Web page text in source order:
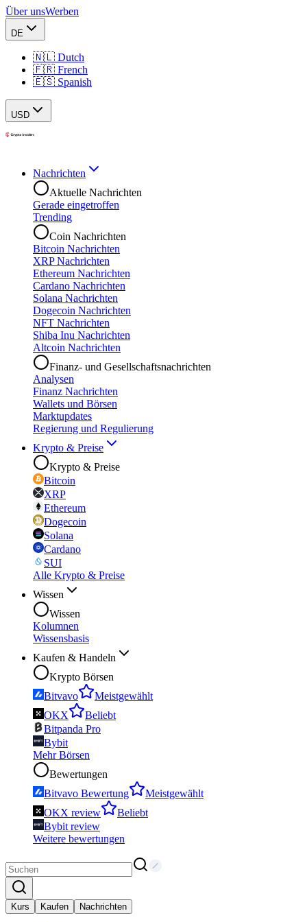
Über unsWerben
DE
🇳🇱 Dutch
🇫🇷 French
🇪🇸 Spanish
USD
Nachrichten
Aktuelle Nachrichten
Gerade eingetroffen
Trending
Coin Nachrichten
Bitcoin Nachrichten
XRP Nachrichten
Ethereum Nachrichten
Cardano Nachrichten
Solana Nachrichten
Dogecoin Nachrichten
NFT Nachrichten
Shiba Inu Nachrichten
Altcoin Nachrichten
Finanz- und Gesellschaftsnachrichten
Analysen
Finanz Nachrichten
Wallets und Börsen
Marktupdates
Regierung und Regulierung
Krypto & Preise
Krypto & Preise
Bitcoin
XRP
Ethereum
Dogecoin
Solana
Cardano
SUI
Alle Krypto & Preise
Wissen
Wissen
Kolumnen
Wissensbasis
Kaufen & Handeln
Krypto Börsen
Bitvavo
Meistgewählt
OKX
Beliebt
Bitpanda Pro
Bybit
Mehr Börsen
Bewertungen
Bitvavo Bewertung
Meistgewählt
OKX review
Beliebt
Bybit review
Weitere bewertungen
Kurs Kaufen Nachrichten